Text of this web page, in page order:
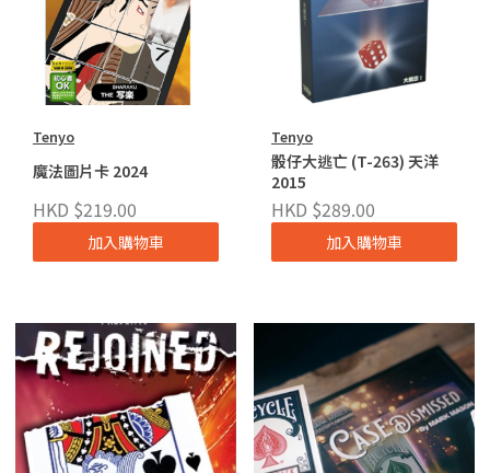
Tenyo
魔法圖片卡 2024
HKD $219.00
加入購物車
Tenyo
骰仔大逃亡 (T-263) 天洋
2015
HKD $289.00
加入購物車